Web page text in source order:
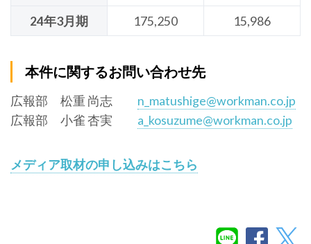
24年3月期
175,250 15,986
本件に関するお問い合わせ先
広報部 松重 尚志 n_matushige@workman.co.jp
広報部 小雀 杏実 a_kosuzume@workman.co.jp
メディア取材の申し込みはこちら